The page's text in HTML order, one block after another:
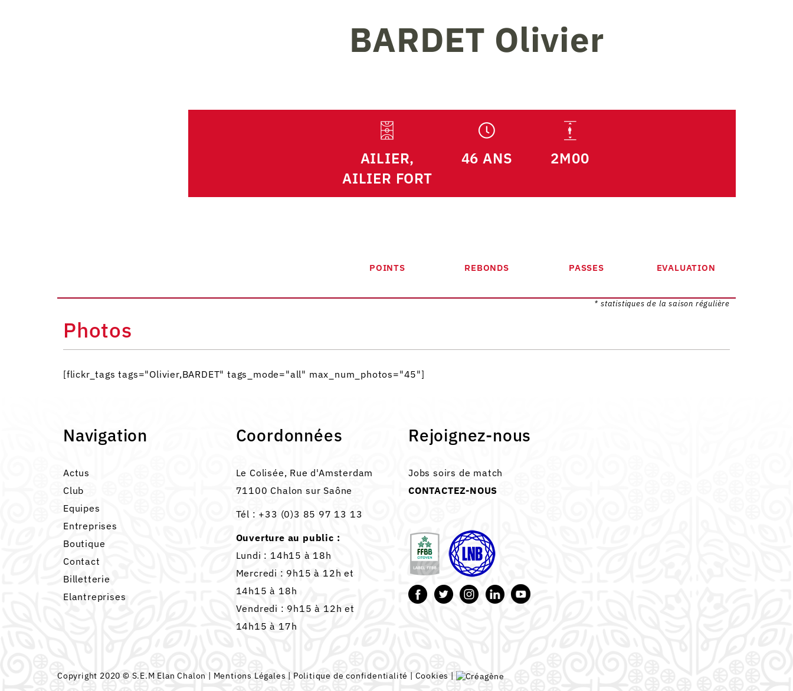
BARDET Olivier
AILIER,
AILIER FORT
46 ANS 2M00
POINTS REBONDS PASSES EVALUATION
* statistiques de la saison régulière
Photos
[flickr_tags tags="Olivier,BARDET" tags_mode="all" max_num_photos="45"]
Navigation
Actus
Club
Equipes
Entreprises
Boutique
Contact
Billetterie
Elantreprises
Coordonnées
Le Colisée, Rue d'Amsterdam
71100 Chalon sur Saône
Tél : +33 (0)3 85 97 13 13
Ouverture au public :
Lundi : 14h15 à 18h
Mercredi : 9h15 à 12h et
14h15 à 18h
Vendredi : 9h15 à 12h et
14h15 à 17h
Rejoignez-nous
Jobs soirs de match
CONTACTEZ-NOUS
Copyright 2020 © S.E.M Elan Chalon | Mentions Légales | Politique de confidentialité | Cookies |